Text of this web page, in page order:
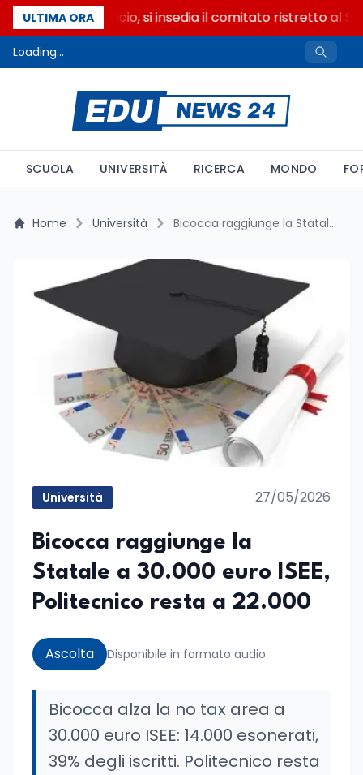
ULTIMA ORA
Riforma del calcio, si insedia il comitato ristretto al
Loading...
SCUOLA UNIVERSITÀ RICERCA MONDO
Home Università Bicocca raggiunge la Statale a 30.000 euro ISEE, Politecnico resta a 22.000
Università 27/05/2026
Bicocca raggiunge la
Statale a 30.000 euro ISEE,
Politecnico resta a 22.000
Ascolta Disponibile in formato audio
Bicocca alza la no tax area a
30.000 euro ISEE: 14.000 esonerati,
39% degli iscritti. Politecnico resta